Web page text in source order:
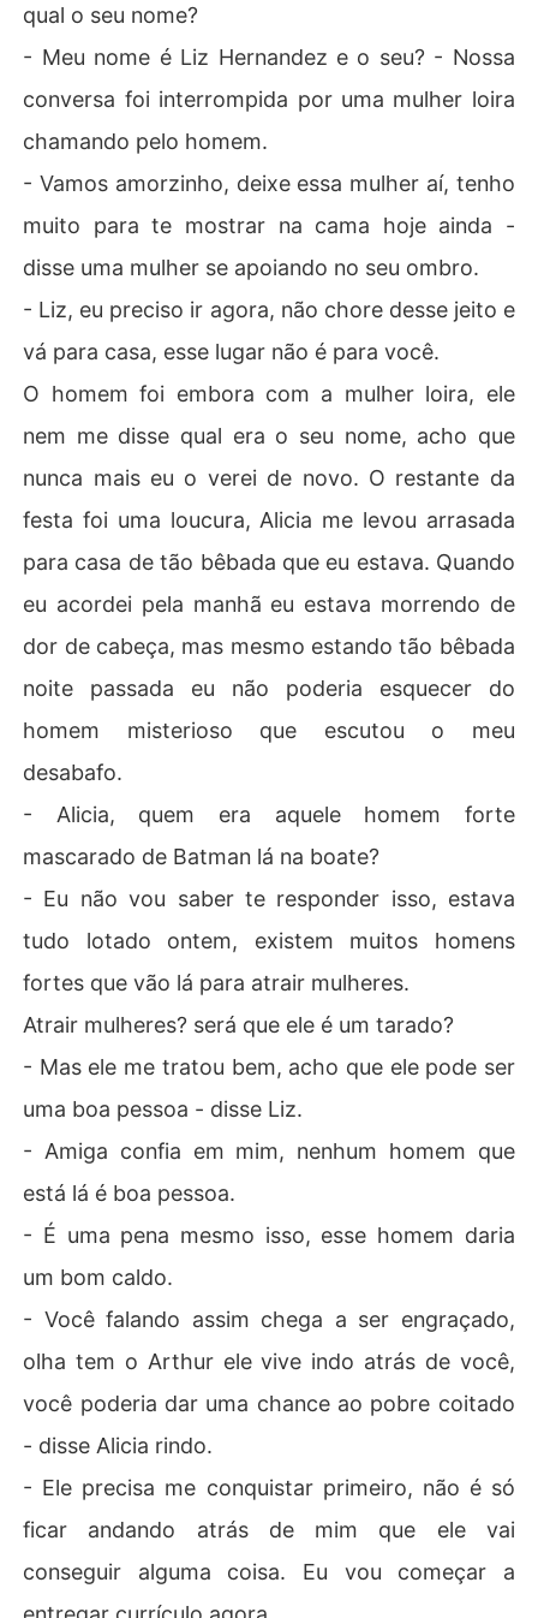
qual o seu nome?
- Meu nome é Liz Hernandez e o seu? - Nossa
conversa foi interrompida por uma mulher loira
chamando pelo homem.
- Vamos amorzinho, deixe essa mulher aí, tenho
muito para te mostrar na cama hoje ainda -
disse uma mulher se apoiando no seu ombro.
- Liz, eu preciso ir agora, não chore desse jeito e
vá para casa, esse lugar não é para você.
O homem foi embora com a mulher loira, ele
nem me disse qual era o seu nome, acho que
nunca mais eu o verei de novo. O restante da
festa foi uma loucura, Alicia me levou arrasada
para casa de tão bêbada que eu estava. Quando
eu acordei pela manhã eu estava morrendo de
dor de cabeça, mas mesmo estando tão bêbada
noite passada eu não poderia esquecer do
homem misterioso que escutou o meu
desabafo.
- Alicia, quem era aquele homem forte
mascarado de Batman lá na boate?
- Eu não vou saber te responder isso, estava
tudo lotado ontem, existem muitos homens
fortes que vão lá para atrair mulheres.
Atrair mulheres? será que ele é um tarado?
- Mas ele me tratou bem, acho que ele pode ser
uma boa pessoa - disse Liz.
- Amiga confia em mim, nenhum homem que
está lá é boa pessoa.
- É uma pena mesmo isso, esse homem daria
um bom caldo.
- Você falando assim chega a ser engraçado,
olha tem o Arthur ele vive indo atrás de você,
você poderia dar uma chance ao pobre coitado
- disse Alicia rindo.
- Ele precisa me conquistar primeiro, não é só
ficar andando atrás de mim que ele vai
conseguir alguma coisa. Eu vou começar a